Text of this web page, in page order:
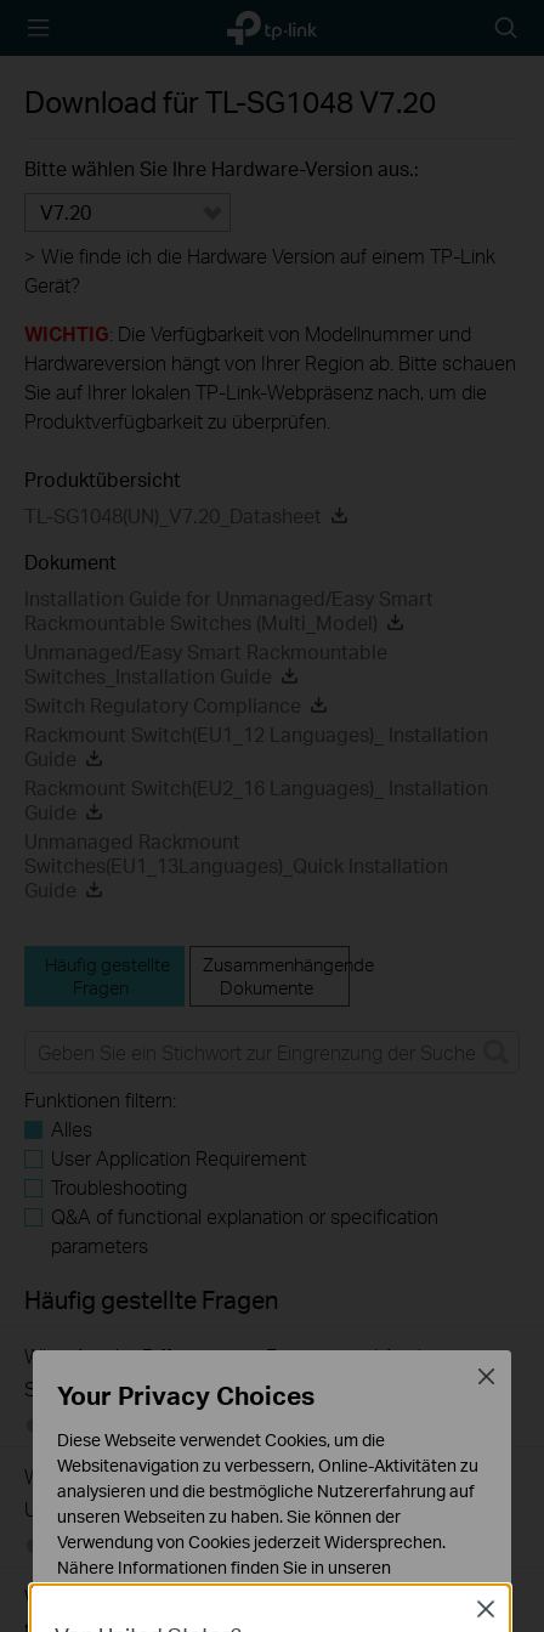
TP-Link,
Reliably
icon
Download fürTL-SG1048 V7.20
Bitte wählen Sie Ihre Hardware-Version aus.:
V7.20
> Wie finde ich die Hardware Version auf einem TP-Link
Gerät?
WICHTIG: Die Verfügbarkeit von Modellnummer und
Hardwareversion hängt von Ihrer Region ab. Bitte schauen
Sie auf Ihrer lokalen TP-Link-Webpräsenz nach, um die
Produktverfügbarkeit zu überprüfen.
Produktübersicht
TL-SG1048(UN)_V7.20_Datasheet
Dokument
Installation Guide for Unmanaged/Easy Smart
Rackmountable Switches (Multi_Model)
Unmanaged/Easy Smart Rackmountable
Switches_Installation Guide
Switch Regulatory Compliance
Rackmount Switch(EU1_12 Languages)_ Installation
Guide
Rackmount Switch(EU2_16 Languages)_ Installation
Guide
Unmanaged Rackmount
Switches(EU1_13Languages)_Quick Installation
Guide
Häufig gestellte
Fragen
Zusammenhängende
Dokumente
Funktionen filtern:
Alles
User Application Requirement
Troubleshooting
Q&A of functional explanation or specification
parameters
Häufig gestellte Fragen
What Are the Differences in Features and Application
Scenarios Among Various Series Switches
Why Are the Ethernet LED Indicators Off on My TP-Link
Unmanaged Switch?
07-17-2026 415708views
What Can I Do If My PC Is Not Working When Connected
Close
Your Privacy Choices
Diese Webseite verwendet Cookies, um die
Websitenavigation zu verbessern, Online-Aktivitäten zu
analysieren und die bestmögliche Nutzererfahrung auf
unseren Webseiten zu haben. Sie können der
Verwendung von Cookies jederzeit Widersprechen.
Nähere Informationen finden Sie in unseren
Datenschutzhinweisen.
Close